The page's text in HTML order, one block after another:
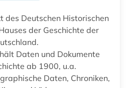
des Deutschen Historischen
der Geschichte der
Daten und Dokumente
ab 1900, u.a.
Daten, Chroniken,